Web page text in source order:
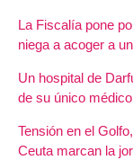
La Fiscalía pone
niega a acoger a
Un hospital de
de su único médico
Tensión en el
Ceuta marcan la